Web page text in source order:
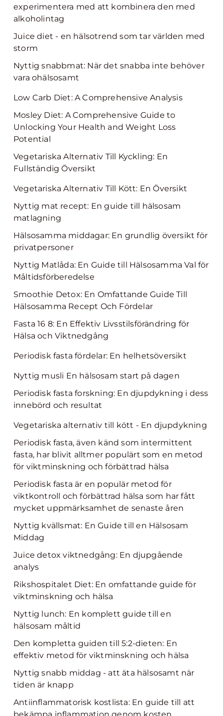
experimentera med att kombinera den med
alkoholintag
Juice diet - en hälsotrend som tar världen med
storm
Nyttig snabbmat: När det snabba inte behöver
vara ohälsosamt
Low Carb Diet: A Comprehensive Analysis
Mosley Diet: A Comprehensive Guide to
Unlocking Your Health and Weight Loss
Potential
Vegetariska Alternativ Till Kyckling: En
Fullständig Översikt
Vegetariska Alternativ Till Kött: En Översikt
Nyttig mat recept: En guide till hälsosam
matlagning
Hälsosamma middagar: En grundlig översikt för
privatpersoner
Nyttig Matlåda: En Guide till Hälsosamma Val för
Måltidsförberedelse
Smoothie Detox: En Omfattande Guide Till
Hälsosamma Recept Och Fördelar
Fasta 16 8: En Effektiv Livsstilsförändring för
Hälsa och Viktnedgång
Periodisk fasta fördelar: En helhetsöversikt
Nyttig musli En hälsosam start på dagen
Periodisk fasta forskning: En djupdykning i dess
innebörd och resultat
Vegetariska alternativ till kött - En djupdykning
Periodisk fasta, även känd som intermittent
fasta, har blivit alltmer populärt som en metod
för viktminskning och förbättrad hälsa
Periodisk fasta är en populär metod för
viktkontroll och förbättrad hälsa som har fått
mycket uppmärksamhet de senaste åren
Nyttig kvällsmat: En Guide till en Hälsosam
Middag
Juice detox viktnedgång: En djupgående
analys
Rikshospitalet Diet: En omfattande guide för
viktminskning och hälsa
Nyttig lunch: En komplett guide till en
hälsosam måltid
Den kompletta guiden till 5:2-dieten: En
effektiv metod för viktminskning och hälsa
Nyttig snabb middag - att äta hälsosamt när
tiden är knapp
Antiinflammatorisk kostlista: En guide till att